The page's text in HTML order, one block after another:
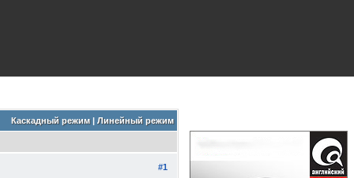
Каскадный режим| Линейный режим
#1